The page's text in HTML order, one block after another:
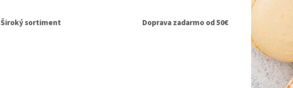
Široký sortiment Doprava zadarmo od 50€